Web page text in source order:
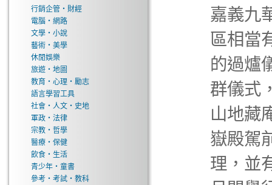
行銷企管‧財經
電腦‧網路
文學‧小說
藝術‧美學
休閒娛樂
旅遊‧地圖
教育‧心理‧勵志
語言學習工具
社會‧人文‧史地
軍政‧法律
宗教‧哲學
醫療‧保健
飲食‧生活
青少年‧童書
參考‧考試‧教科
嘉義九
區相當
的過爐
群儀式
山地藏
嶽殿駕
理，並